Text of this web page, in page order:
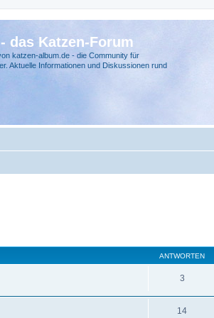
das Katzen-Forum
katzen-album.de - die Community für
Aktuelle Informationen und Diskussionen rund
ANTWORTEN
3
14